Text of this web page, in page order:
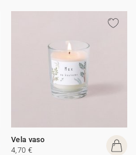
Vela vaso
4,70 €